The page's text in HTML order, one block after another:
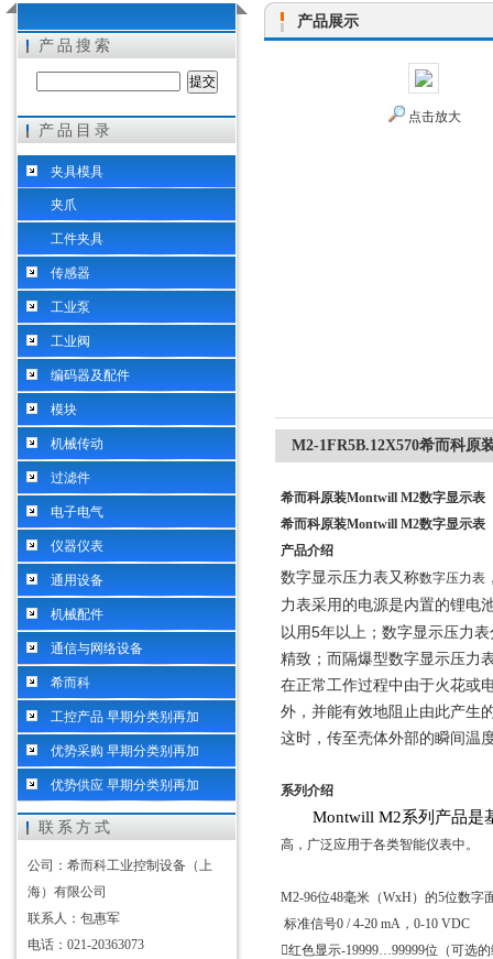
希而科工业控制设备（上海）有限公司
产品搜索
产品目录
夹具模具
夹爪
工件夹具
传感器
工业泵
工业阀
编码器及配件
模块
机械传动
过滤件
电子电气
仪器仪表
通用设备
机械配件
通信与网络设备
希而科
工控产品 早期分类别再加
优势采购 早期分类别再加
优势供应 早期分类别再加
联系方式
公司：希而科工业控制设备（上
海）有限公司
联系人：包惠军
电话：021-20363073
产品展示
点击放大
M2-1FR5B.12X570希而科原
希而科原装Montwill M2数字显示表
希而科原装Montwill M2数字显示表
产品介绍
数字显示压力表又称数字压力表
力表采用的电源是内置的锂电
以用5年以上；数字显示压力
精致；而隔爆型数字显示压力
在正常工作过程中由于火花或
外，并能有效地阻止由此产生
这时，传至壳体外部的瞬间温
系列介绍
Montwill M2系列产品是
高，广泛应用于各类智能仪表中。
M2-96位48毫米（WxH ）的5位数字
标准信号0 / 4-20 mA ， 0-10 VDC
红色显示-19999…99999位（可选